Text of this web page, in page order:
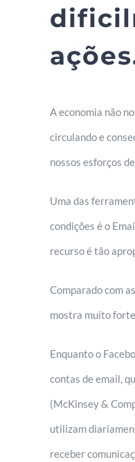
A economia não
circulando e
nossos esforços
Uma das
condições é o
recurso é tão
Comparado com
mostra muito
Enquanto o
contas de email,
(McKinsey &
utilizam
receber